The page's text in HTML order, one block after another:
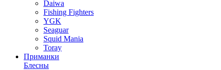
Daiwa
Fishing Fighters
YGK
Seaguar
Squid Mania
Toray
Приманки
Блесны